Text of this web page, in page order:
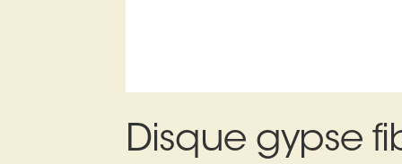
Disque gypse